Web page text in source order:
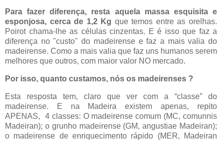
Para fazer diferença, resta aquela massa esquisita e
esponjosa, cerca de 1,2 Kg que temos entre as orelhas.
Poirot chama-lhe as células cinzentas. E é isso que faz a
diferença no "custo" do madeirense e faz a mais valia do
madeirense. Como a mais valia que faz uns humanos serem
melhores que outros, com maior valor NO mercado.
Por isso, quanto custamos, nós os madeirenses ?
Esta resposta tem, claro que ver com a “classe” do
madeirense. E na Madeira existem apenas, repito
APENAS,
4 classes: O madeirense comum (MC, comunnis
Madeiran); o grunho madeirense (GM, angustiae Madeiran);
o madeirense de enriquecimento rápido (MER, Madeiran